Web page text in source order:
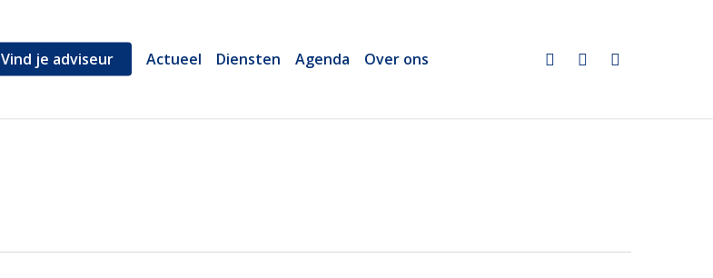
Vind je adviseur Actueel Diensten Agenda Over ons twitterlinkedin
email